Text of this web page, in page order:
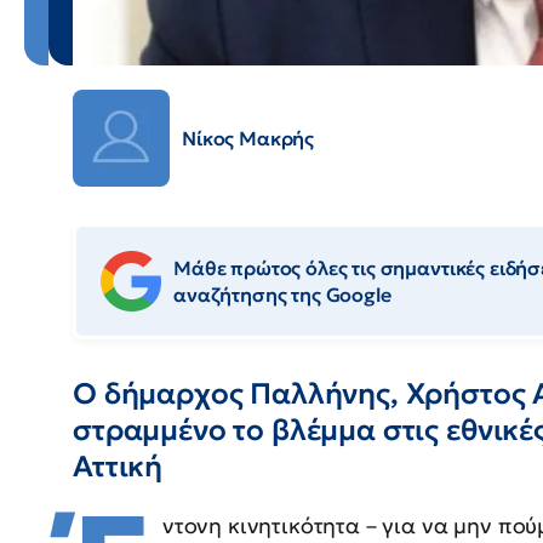
Νίκος Μακρής
Μάθε πρώτος όλες τις σημαντικές
αναζήτησης της Google
Ο δήμαρχος Παλλήνης, Χρήστος
στραμμένο το βλέμμα στις
Αττική
ντονη κινητικότητα – για να μην